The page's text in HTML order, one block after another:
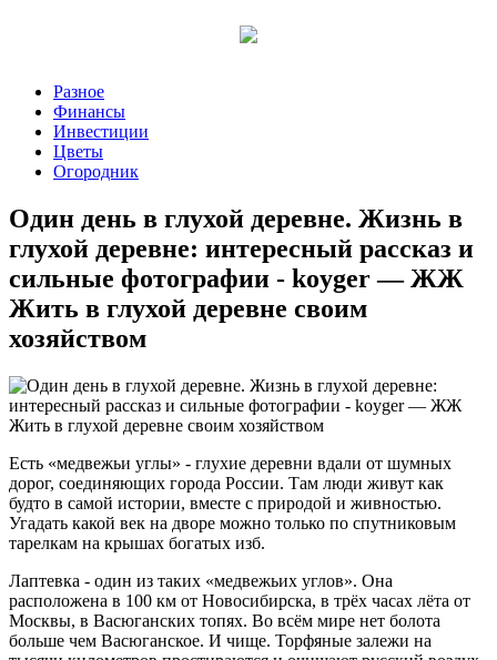
Разное
Финансы
Инвестиции
Цветы
Огородник
Один день в глухой деревне. Жизнь в
глухой деревне: интересный рассказ и
сильные фотографии - koyger — ЖЖ
Жить в глухой деревне своим
хозяйством
Есть «медвежьи углы» - глухие деревни вдали от шумных
дорог, соединяющих города России. Там люди живут как
будто в самой истории, вместе с природой и живностью.
Угадать какой век на дворе можно только по спутниковым
тарелкам на крышах богатых изб.
Лаптевка - один из таких «медвежьих углов». Она
расположена в 100 км от Новосибирска, в трёх часах лёта от
Москвы, в Васюганских топях. Во всём мире нет болота
больше чем Васюганское. И чище. Торфяные залежи на